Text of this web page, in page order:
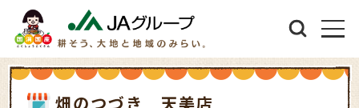
畑のつづき 天美店